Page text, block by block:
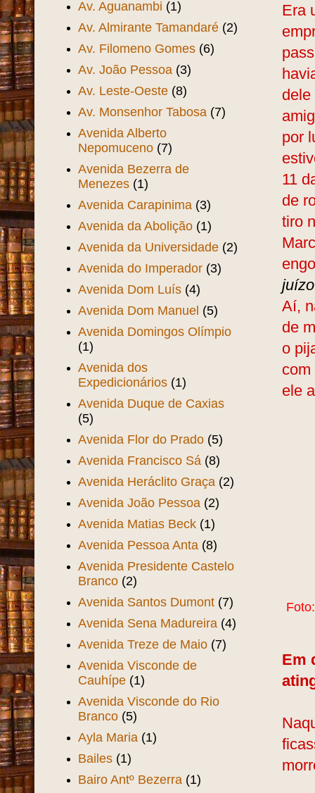
Era
dele
por
11
de
tiro
Aí,
de
o
com
ele
Em
Av. Aguanambi (1)
Av. Almirante Tamandaré (2)
Av. Filomeno Gomes (6)
Av. João Pessoa (3)
Av. Leste-Oeste (8)
Av. Monsenhor Tabosa (7)
Avenida Alberto
Nepomuceno (7)
Avenida Bezerra de
Menezes (1)
Avenida Carapinima (3)
Avenida da Abolição (1)
Avenida da Universidade (2)
Avenida do Imperador (3)
Avenida Dom Luís (4)
Avenida Dom Manuel (5)
Avenida Domingos Olímpio
(1)
Avenida dos
Expedicionários (1)
Avenida Duque de Caxias
(5)
Avenida Flor do Prado (5)
Avenida Francisco Sá (8)
Avenida Heráclito Graça (2)
Avenida João Pessoa (2)
Avenida Matias Beck (1)
Avenida Pessoa Anta (8)
Avenida Presidente Castelo
Branco (2)
Avenida Santos Dumont (7)
Avenida Sena Madureira (4)
Avenida Treze de Maio (7)
Avenida Visconde de
Cauhípe (1)
Avenida Visconde do Rio
Branco (5)
Ayla Maria (1)
Bailes (1)
Bairo Antº Bezerra (1)